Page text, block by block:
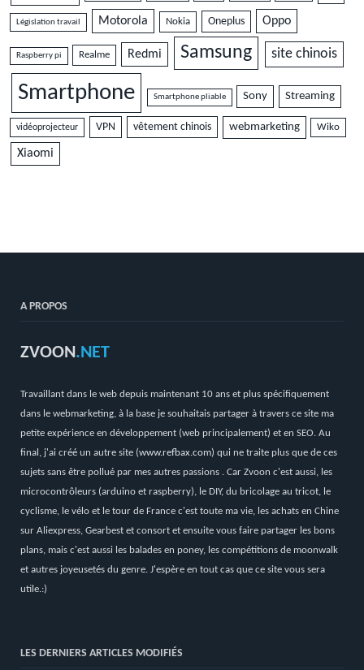
Législation travail Motorola Nokia Oneplus Oppo
Raspberry pi Realme Redmi Samsung site chinois
Smartphone Smartphone pliable Sony Streaming
vidéoprojecteur VPN vêtement chinois webmarketing Wiko
Xiaomi
A PROPOS
ZVOON.NET
Travaillant dans le web depuis maintenant 10 ans et plus spécifiquement
dans le webmarketing, à la base je souhaitais partager à travers ce site ma
petite expérience en développement (web principalement) et en SEO. Au
final, j'ai créé un autre site (www.refbax.com) qui ne traite plus que de ces
sujets sans être pollué par mes autres passions . Car Zvoon c'est aussi, les
microcontrôleurs (arduino et raspberry), le DIY, du bricolage au tricot, le
cyclisme, le vélo et le tour de France c'est toute ma vie, les achats en Chine
sur Aliexpress, Gearbest et consort et ensuite vous faire partager les bons
plans, mais c'est aussi les balades en poney, les compétitions de moonwalk
et autres joyeusetés du genre. J'espère en tout cas que ce site vous sera
utile.:)
LES DERNIERS ARTICLES MODIFIÉS